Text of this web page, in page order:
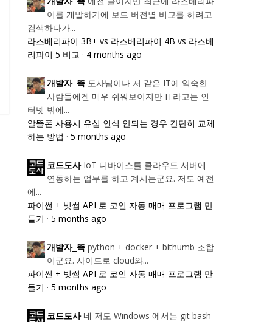
이를 개발하기에 보드 버전별 비교를 하려고
검색하다가...
라즈베리파이 3B+ vs 라즈베리파이 4B vs 라즈베
리파이 5 비교 · 4 months ago
개발자_뜩 도사님이나 저 같은 IT에 익숙한
사람들에겐 매우 쉬워보이지만 IT라고는 인
터넷 밖에...
알뜰폰 사용시 유심 인식 안되는 경우 간단히 교체
하는 방법 · 5 months ago
코드도사 IoT 디바이스를 클라우드 서버에
연동하는 업무를 하고 계시는군요. 저도 예전
에...
파이썬 + 빗썸 API 로 코인 자동 매매 프로그램 만
들기 · 5 months ago
개발자_뜩 python + docker + bithumb 조합
이군요. 사이드로 cloud와...
파이썬 + 빗썸 API 로 코인 자동 매매 프로그램 만
들기 · 5 months ago
코드도사 네 저도 Windows 에서는 git bash